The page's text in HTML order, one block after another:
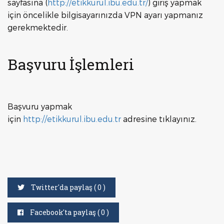
sayfasına ( http://etikkurul.ibu.edu.tr/) giriş yapmak
için öncelikle bilgisayarınızda VPN ayarı yapmanız
gerekmektedir.
Başvuru İşlemleri
Başvuru yapmak
için http://etikkurul.ibu.edu.tr adresine tıklayınız.
Twitter'da paylaş (0 )
Facebook'ta paylaş (0 )